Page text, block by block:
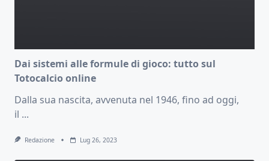
Dai sistemi alle formule di gioco: tutto sul
Totocalcio online
Dalla sua nascita, avvenuta nel 1946, fino ad oggi,
il ...
Redazione Lug 26, 2023